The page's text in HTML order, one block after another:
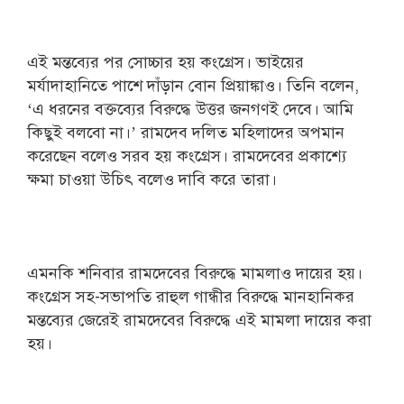
এই মন্তব্যের পর সোচ্চার হয় কংগ্রেস। ভাইয়ের
মর্যাদাহানিতে পাশে দাঁড়ান বোন প্রিয়াঙ্কাও। তিনি বলেন,
‘এ ধরনের বক্তব্যের বিরুদ্ধে উত্তর জনগণই দেবে। আমি
কিছুই বলবো না।’ রামদেব দলিত মহিলাদের অপমান
করেছেন বলেও সরব হয় কংগ্রেস। রামদেবের প্রকাশ্যে
ক্ষমা চাওয়া উচিৎ বলেও দাবি করে তারা।
এমনকি শনিবার রামদেবের বিরুদ্ধে মামলাও দায়ের হয়।
কংগ্রেস সহ-সভাপতি রাহুল গান্ধীর বিরুদ্ধে মানহানিকর
মন্তব্যের জেরেই রামদেবের বিরুদ্ধে এই মামলা দায়ের করা
হয়।